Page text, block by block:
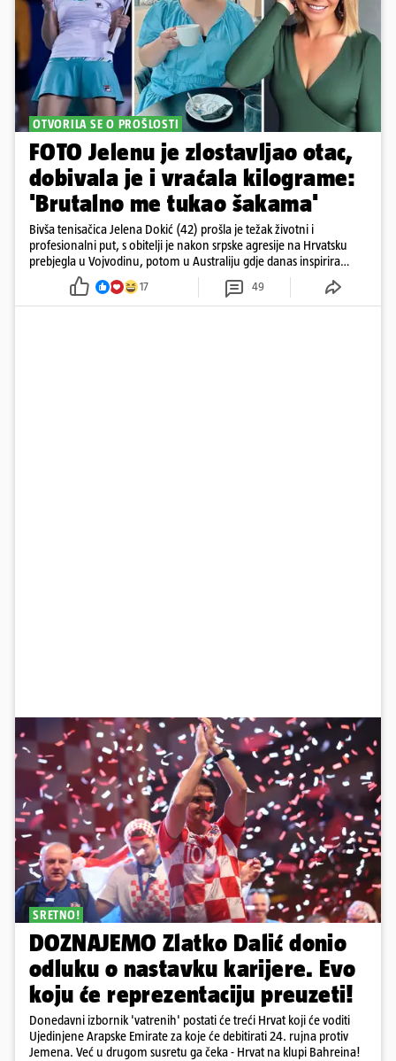
OTVORILA SE O PROŠLOSTI
FOTO Jelenu je zlostavljao otac,
dobivala je i vraćala kilograme:
'Brutalno me tukao šakama'
Bivša tenisačica Jelena Dokić (42) prošla je težak životni i
profesionalni put, s obitelji je nakon srpske agresije na Hrvatsku
prebjegla u Vojvodinu, potom u Australiju gdje danas inspirira
17 49
SRETNO!
DOZNAJEMO Zlatko Dalić donio
odluku o nastavku karijere. Evo
koju će reprezentaciju preuzeti!
Donedavni izbornik 'vatrenih' postati će treći Hrvat koji će voditi
Ujedinjene Arapske Emirate za koje će debitirati 24. rujna protiv
Jemena. Već u drugom susretu ga čeka - Hrvat na klupi Bahreina!